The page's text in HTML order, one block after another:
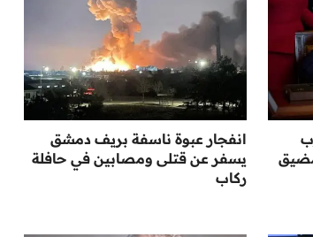
انفجار عبوة ناسفة بريف دمشق
يسفر عن قتلى ومصابين في حافلة
ركاب